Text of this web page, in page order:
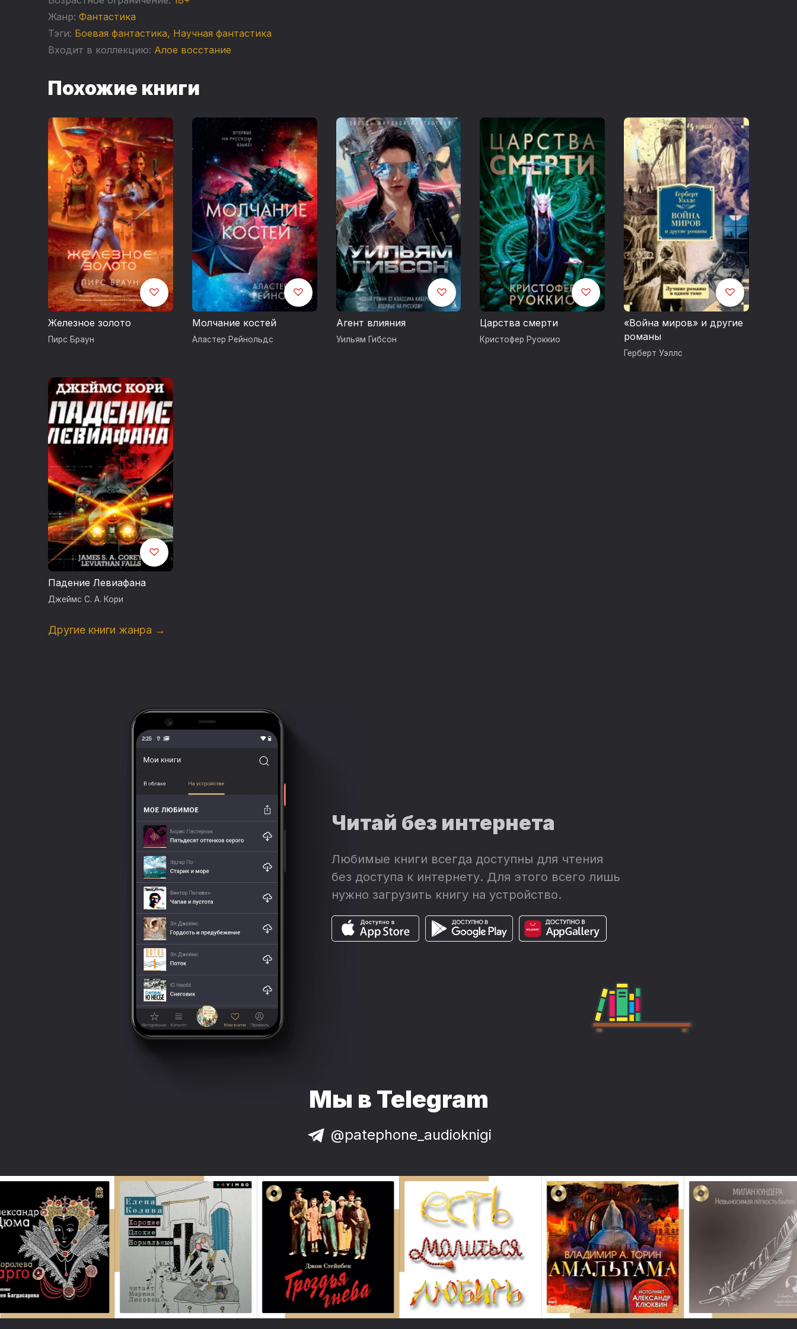
Жанр: Фантастика
Тэги: Боевая фантастика, Научная фантастика
Входит в коллекцию: Алое восстание
Похожие книги
Железное золото
Пирс Браун
Молчание костей
Аластер Рейнольдс
Агент влияния
Уильям Гибсон
Царства смерти
Кристофер Руоккио
«Война миров» и другие
романы
Герберт Уэллс
Падение Левиафана
Джеймс С. А. Кори
Другие книги жанра →
Читай без интернета
Любимые книги всегда доступны для чтения
без доступа к интернету. Для этого всего лишь
нужно загрузить книгу на устройство.
Мы в Telegram
@patephone_audioknigi